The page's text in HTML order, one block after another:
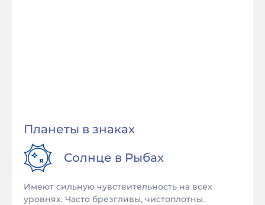
Планеты в знаках
Солнце в Рыбах
Имеют сильную чувствительность на всех
уровнях. Часто брезгливы, чистоплотны.